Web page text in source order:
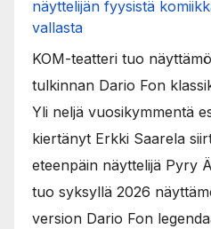
näyttelijän fyysistä
vallasta
KOM-teatteri tuo
tulkinnan Dario Fon
Yli neljä vuosikymmentä
kiertänyt Erkki Saarela
eteenpäin näyttelijä Pyry
tuo syksyllä 2026
version Dario Fon